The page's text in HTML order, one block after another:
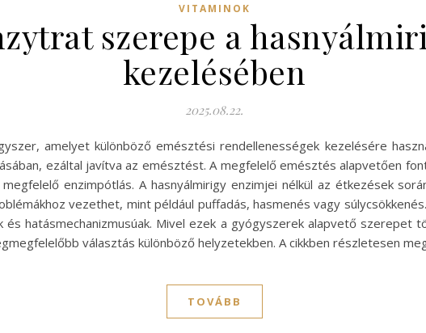
VITAMINOK
szerepe a
kezelésében
2025.08.22.
amelyet különböző emésztési rendellenességek kezelésére
ezáltal javítva az emésztést. A megfelelő emésztés alapvetően
enzimpótlás. A hasnyálmirigy enzimjei nélkül az étkezések
vezethet, mint például puffadás, hasmenés vagy
hatásmechanizmusúak. Mivel ezek a gyógyszerek alapvető szerepet
választás különböző helyzetekben. A cikkben részletesen
TOVÁBB